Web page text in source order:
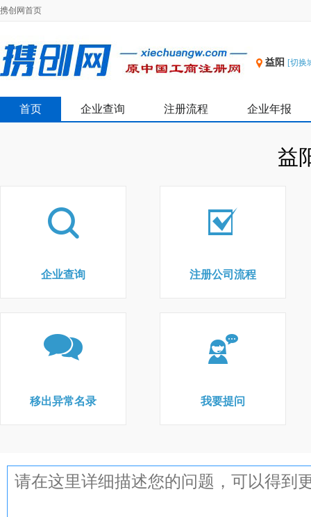
携创网首页
益阳 [切换
首页 企业查询 注册流程 企业年报
益
企业查询 注册公司流程
移出异常名录 我要提问